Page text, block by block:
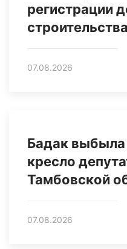
регистрации
строительства
07.08.2026
Бадак выбыла
кресло
Тамбовской
07.08.2026